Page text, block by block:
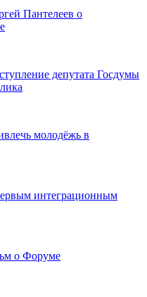
Пантелеев о
депутата Госдумы
молодёжь в
интеграционным
о Форуме